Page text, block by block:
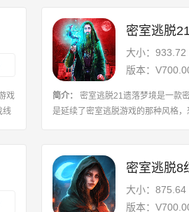
戏
线
密室逃脱
大小：933.72
版本：
简介：
密室逃脱21遗落梦境是一款
是延续了密室逃脱游戏的那种风格
密室逃脱8
大小：875.64
版本：